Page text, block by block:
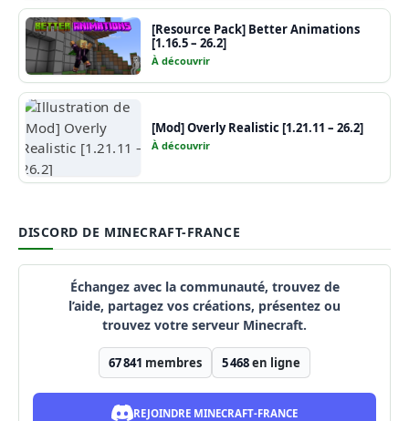
[Resource Pack] Better Animations
[1.16.5 – 26.2]
À découvrir
[Mod] Overly Realistic [1.21.11 – 26.2]
À découvrir
DISCORD DE MINECRAFT-FRANCE
Échangez avec la communauté, trouvez de
l’aide, partagez vos créations, présentez ou
trouvez votre serveur Minecraft.
67 841 membres 5 468en ligne
REJOINDRE MINECRAFT-FRANCE